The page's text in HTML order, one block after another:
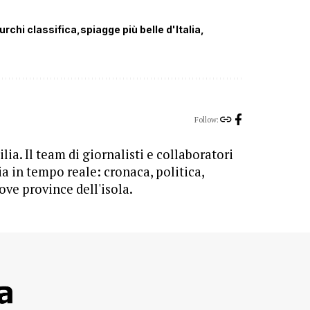
classifica spiagge più belle d'Italia
Follow:
Il team di giornalisti e collaboratori
in tempo reale: cronaca, politica,
province dell'isola.